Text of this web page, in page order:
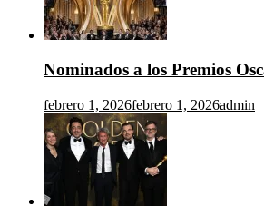
Nominados a los Premios
febrero 1, 2026febrero 1, 2026admin